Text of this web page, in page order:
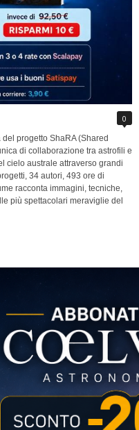
0
progetto ShaRA (Shared
di collaborazione tra astrofili e
cielo australe attraverso grandi
34 autori, 493 ore di
racconta immagini, tecniche,
più spettacolari meraviglie del